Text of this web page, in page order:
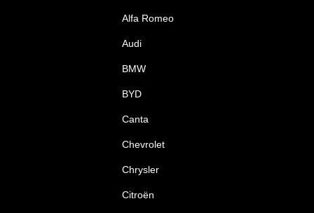
Alfa Romeo
Audi
BMW
BYD
Canta
Chevrolet
Chrysler
Citroën